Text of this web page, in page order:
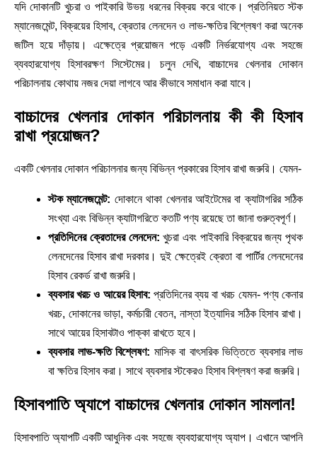
যদি দোকানটি খুচরা ও পাইকারি উভয় ধরনের বিক্রয় করে থাকে। প্রতিনিয়ত স্টক
ম্যানেজমেন্ট, বিক্রয়ের হিসাব, ক্রেতার লেনদেন ও লাভ-ক্ষতির বিশ্লেষণ করা অনেক
জটিল হয়ে দাঁড়ায়। এক্ষেত্রে প্রয়োজন পড়ে একটি নির্ভরযোগ্য এবং সহজে
ব্যবহারযোগ্য হিসাবরক্ষণ সিস্টেমের। চলুন দেখি, বাচ্চাদের খেলনার দোকান
পরিচালনায় কোথায় নজর দেয়া লাগবে আর কীভাবে সমাধান করা যাবে।
বাচ্চাদের খেলনার দোকান পরিচালনায় কী কী হিসাব
রাখা প্রয়োজন?
একটি খেলনার দোকান পরিচালনার জন্য বিভিন্ন প্রকারের হিসাব রাখা জরুরি। যেমন-
স্টক ম্যানেজমেন্ট: দোকানে থাকা খেলনার আইটেমের বা ক্যাটাগরির সঠিক
সংখ্যা এবং বিভিন্ন ক্যাটাগরিতে কতটি পণ্য রয়েছে তা জানা গুরুত্বপূর্ণ।
প্রতিদিনের ক্রেতাদের লেনদেন: খুচরা এবং পাইকারি বিক্রয়ের জন্য পৃথক
লেনদেনের হিসাব রাখা দরকার। দুই ক্ষেত্রেই ক্রেতা বা পার্টির লেনদেনের
হিসাব রেকর্ড রাখা জরুরি।
ব্যবসার খরচ ও আয়ের হিসাব: প্রতিদিনের ব্যয় বা খরচ যেমন- পণ্য কেনার
খরচ, দোকানের ভাড়া, কর্মচারী বেতন, নাস্তা ইত্যাদির সঠিক হিসাব রাখা।
সাথে আয়ের হিসাবটাও পাক্কা রাখতে হবে।
ব্যবসার লাভ-ক্ষতি বিশ্লেষণ: মাসিক বা বাৎসরিক ভিত্তিতে ব্যবসার লাভ
বা ক্ষতির হিসাব করা। সাথে ব্যবসার স্টকেরও হিসাব বিশ্লষণ করা জরুরি।
হিসাবপাতি অ্যাপে বাচ্চাদের খেলনার দোকান সামলান!
হিসাবপাতি অ্যাপটি একটি আধুনিক এবং সহজে ব্যবহারযোগ্য অ্যাপ। এখানে আপনি